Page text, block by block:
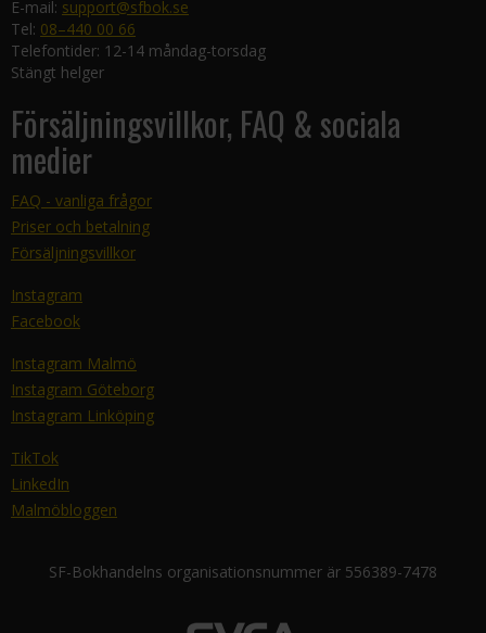
E-mail: support@sfbok.se
Tel: 08–440 00 66
Telefontider: 12-14 måndag-torsdag
Stängt helger
Försäljningsvillkor, FAQ & sociala
medier
FAQ - vanliga frågor
Priser och betalning
Försäljningsvillkor
Instagram
Facebook
Instagram Malmö
Instagram Göteborg
Instagram Linköping
TikTok
LinkedIn
Malmöbloggen
SF-Bokhandelns organisationsnummer är 556389-7478